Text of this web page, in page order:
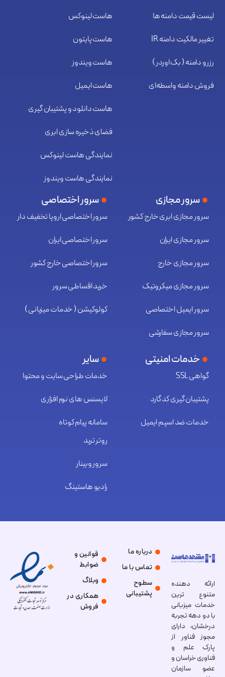
لیست قیمت دامنه ها
تغییر مالکیت دامنه IR
رزرو دامنه ( بک اوردر )
فروش دامنه واسطه‌ای
هاست لینوکس
هاست پایتون
هاست ویندوز
هاست ایمیل
هاست دانلود و پشتیبان گیری
فضای ذخیره سازی ابری
نمایندگی هاست لینوکس
نمایندگی هاست ویندوز
سرور مجازی
سرور مجازی ابری خارج کشور
سرور مجازی ایران
سرور مجازی خارج
سرور مجازی میکروتیک
سرور ایمیل اختصاصی
سرور مجازی سفارشی
سرور اختصاصی
سرور اختصاصی اروپا تخفیف دار
سرور اختصاصی ایران
سرور اختصاصی خارج کشور
خرید اقساطی سرور
کولوکیشن ( خدمات میزبانی )
خدمات امنیتی
گواهی SSL
پشتیبان گیری کد گارد
خدمات ضد اسپم ایمیل
سایر
خدمات طراحی سایت و محتوا
لایسنس های نرم افزاری
سامانه پیام کوتاه
روتر ترید
سرور وبینار
رادیو هاستینگ
ارائه دهنده
متنوع ترین
خدمات میزبانی
با دو دهه تجربه
درخشان، دارای
مجوز فناور از
پارک علم و
فناوری خراسان و
عضو سازمان
درباره ما
تماس با ما
سطوح
پشتیبانی
قوانین و
ضوابط
وبلاگ
همکاری در
فروش